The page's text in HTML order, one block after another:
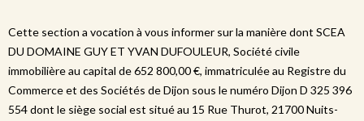
Cette section a vocation à vous informer sur la manière dont SCEA
DU DOMAINE GUY ET YVAN DUFOULEUR, Société civile
immobilière au capital de 652 800,00 €, immatriculée au Registre du
Commerce et des Sociétés de Dijon sous le numéro Dijon D 325 396
554 dont le siège social est situé au 15 Rue Thurot, 21700 Nuits-